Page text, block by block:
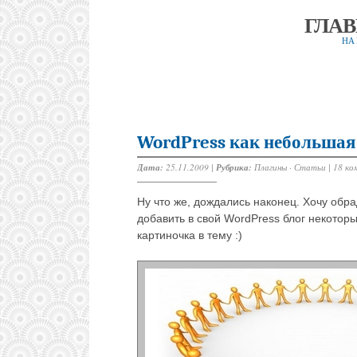
НА
WordPress как небольшая
Дата: 25.11.2009 | Рубрика: Плагины · Статьи | 18
Ну что же, дождались наконец. Хочу
добавить в свой WordPress блог
картиночка в тему :)